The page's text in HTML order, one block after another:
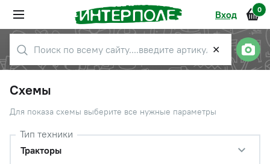
Вход 0
✕
Схемы
Для показа схемы выберите все нужные параметры
Тип техники
Тракторы